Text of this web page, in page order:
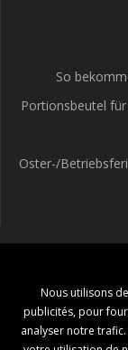
So
Portionsbeutel
Oster-/
Nous utilisons
publicités, pour
analyser notre